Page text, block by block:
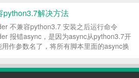
方的工具，在局域网上传输，还有就是使
python3.7解决方法
不兼容python3.7 安装之后运行命令
报错async，是因为async从python3.7开
作参数名了，将所有脚本里面的async换
为自定义的变量名，比如说async1 我一...